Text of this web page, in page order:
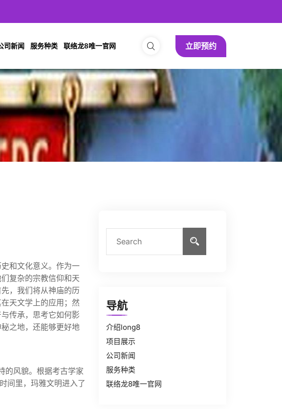
司新闻 服务种类 联络龙8唯一官网 立即预约
和文化意义。作为一
复杂的宗教信仰和天
，我们将从神庙的历
天文学上的应用；然
传承，思考它如何影
之地，还能够更好地
的风貌。根据考古学家
间里，玛雅文明进入了
导航
介绍long8
项目展示
公司新闻
服务种类
联络龙8唯一官网